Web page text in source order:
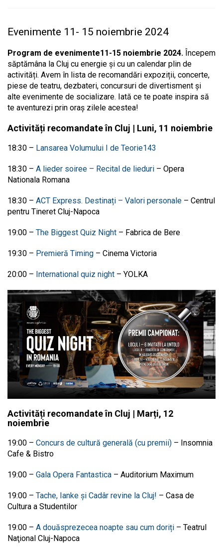
Evenimente 11- 15 noiembrie 2024
Program de evenimente11-15 noiembrie 2024. Începem
săptămâna la Cluj cu energie și cu un calendar plin de
activități. Avem în lista de recomandări expoziții, concerte,
piese de teatru, dezbateri, concursuri de divertisment și
alte evenimente de socializare. Iată ce te poate inspira să
te aventurezi prin oraș zilele acestea!
Activități recomandate în Cluj | Luni, 11 noiembrie
18:30 – Lansarea Volumului I de Teorie143
18:30 – A lieder soiree – Recital de lieduri – Opera
Nationala Romana
18:30 – ACT Express. Destinați – Valori personale – Centrul
pentru Tineret Cluj-Napoca
19:00 – The Biggest Quiz Night – Fabrica de Bere
19:30 – Premieră Timing – Cinema Victoria
20:00 – International quiz night – YOLKA
Activități recomandate în Cluj | Marți, 12
noiembrie
19:00 – Concurs de cultură generală (cu premii) – Insomnia
Cafe & Bistro
19:00 – Gala Opera Fantastica – Auditorium Maximum
19:00 – Tache, Ianke și Cadâr revine la Cluj! – Casa de
Cultura a Studentilor
19:00 – A douăsprezecea noapte sau cum doriți – Teatrul
Naţional Cluj-Napoca